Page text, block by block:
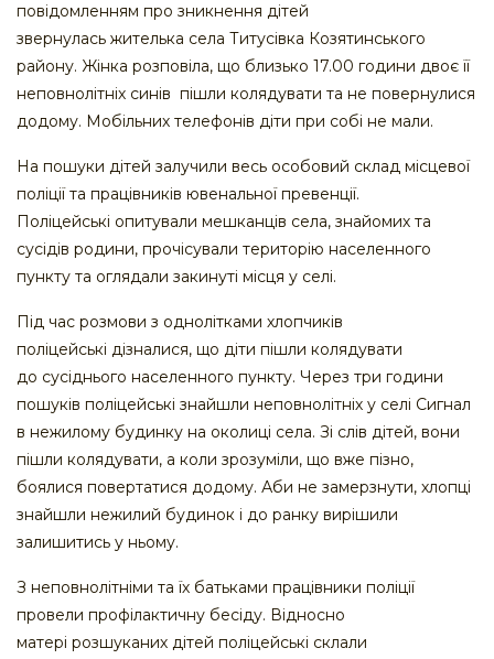
повідомленням про зникнення дітей
звернулась жителька села Титусівка Козятинського
району. Жінка розповіла, що близько 17.00 години двоє її
неповнолітніх синів пішли колядувати та не повернулися
додому. Мобільних телефонів діти при собі не мали.
На пошуки дітей залучили весь особовий склад місцевої
поліції та працівників ювенальної превенції.
Поліцейські опитували мешканців села, знайомих та
сусідів родини, прочісували територію населенного
пункту та оглядали закинуті місця у селі.
Під час розмови з однолітками хлопчиків
поліцейські дізналися, що діти пішли колядувати
до сусіднього населенного пункту. Через три години
пошуків поліцейські знайшли неповнолітніх у селі Сигнал
в нежилому будинку на околиці села. Зі слів дітей, вони
пішли колядувати, а коли зрозуміли, що вже пізно,
боялися повертатися додому. Аби не замерзнути, хлопці
знайшли нежилий будинок і до ранку вирішили
залишитись у ньому.
З неповнолітніми та їх батьками працівники поліції
провели профілактичну бесіду. Відносно
матері розшуканих дітей поліцейські склали